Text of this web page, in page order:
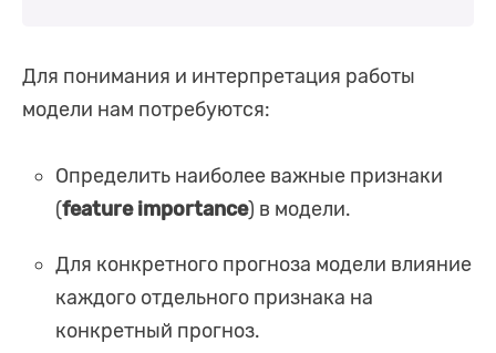
Для понимания и интерпретация работы
модели нам потребуются:
Определить наиболее важные признаки
(feature importance) в модели.
Для конкретного прогноза модели влияние
каждого отдельного признака на
конкретный прогноз.